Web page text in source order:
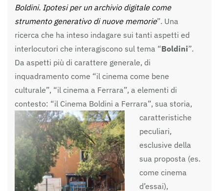
Boldini. Ipotesi per un archivio digitale come
strumento generativo di nuove memorie”. Una
ricerca che ha inteso indagare sui tanti aspetti ed
interlocutori che interagiscono sul tema “Boldini”.
Da aspetti più di carattere generale, di
inquadramento come “il cinema come bene
culturale”, “il cinema a Ferrara”, a elementi di
contesto: “il Cinema Boldini a Ferrara”, sua storia,
caratteristiche
peculiari,
esclusive della
sua proposta (es.
come cinema
d’essai),